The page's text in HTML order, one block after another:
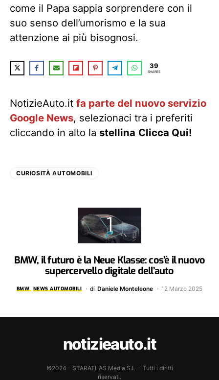
come il Papa sappia sorprendere con il
suo senso dell’umorismo e la sua
attenzione ai più bisognosi.
39
SHARES
NotizieAuto.it fa parte del nuovo servizio
Google News, selezionaci tra i preferiti
cliccando in alto la stellina Clicca Qui!
CURIOSITÀ AUTOMOBILI
BMW, il futuro è la Neue Klasse: cos’è il nuovo
supercervello digitale dell’auto
BMW NEWS AUTOMOBILI di Daniele Monteleone 12 Marzo 2025
notizieauto.it
©2024 - STARATLAS Media S.L. - Tutti i diritti
riservati.